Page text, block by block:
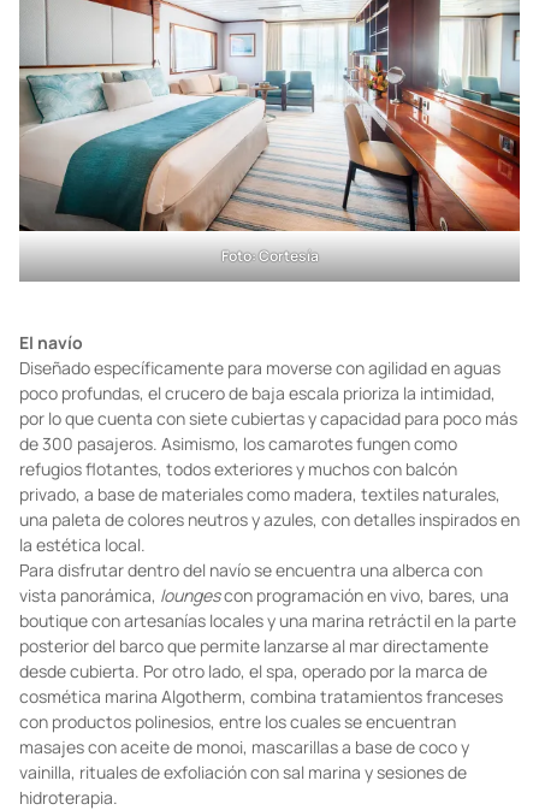
Foto: Cortesía
El navío
Diseñado específicamente para moverse con agilidad en aguas
poco profundas, el crucero de baja escala prioriza la intimidad,
por lo que cuenta con siete cubiertas y capacidad para poco más
de 300 pasajeros. Asimismo, los camarotes fungen como
refugios flotantes, todos exteriores y muchos con balcón
privado, a base de materiales como madera, textiles naturales,
una paleta de colores neutros y azules, con detalles inspirados en
la estética local.
Para disfrutar dentro del navío se encuentra una alberca con
vista panorámica, loungescon programación en vivo, bares, una
boutique con artesanías locales y una marina retráctil en la parte
posterior del barco que permite lanzarse al mar directamente
desde cubierta. Por otro lado, el spa, operado por la marca de
cosmética marina Algotherm, combina tratamientos franceses
con productos polinesios, entre los cuales se encuentran
masajes con aceite de monoi, mascarillas a base de coco y
vainilla, rituales de exfoliación con sal marina y sesiones de
hidroterapia.